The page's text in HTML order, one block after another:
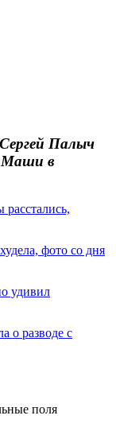
Палыч
Маши в
фото со дня
удивил
о разводе с
поля